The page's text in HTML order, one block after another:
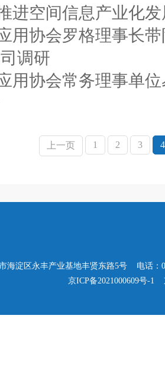
进空间信息产业化发
用协会罗格理事长
调研
用协会常务理事单
上一页 1 2 3 4
海淀区永丰产业基地丰贤东路5号 电话：
京ICP备2021000609号-1